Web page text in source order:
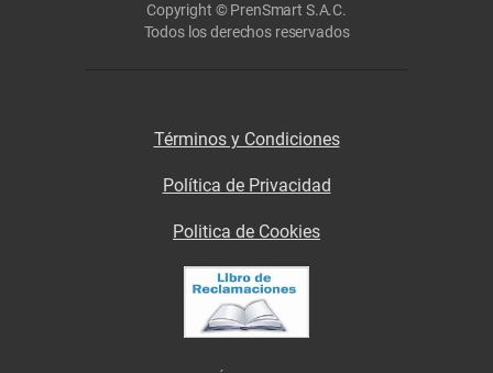
Copyright © PrenSmart S.A.C.
Todos los derechos reservados
Términos y Condiciones
Política de Privacidad
Politica de Cookies